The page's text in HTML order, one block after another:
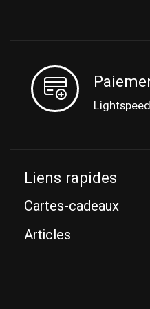
Liens rapides
Cartes-cadeaux
Articles